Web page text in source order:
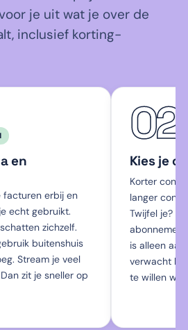
je uit wat je over de
inclusief korting-
en
facturen erbij en
echt gebruikt.
zichzelf.
buitenshuis
Stream je veel
zit je sneller op
02
Kies je
Korter
langer
Twijfel je?
is alleen
verwacht
te willen